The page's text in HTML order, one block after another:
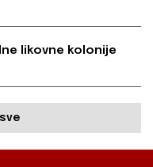
likovne kolonije